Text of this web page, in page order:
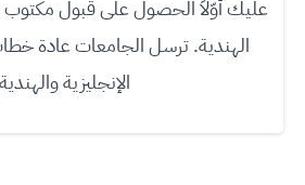
عليك أوّلاً الحصول على قبول
الهندية. ترسل الجامعات عادة
الإنجليزية